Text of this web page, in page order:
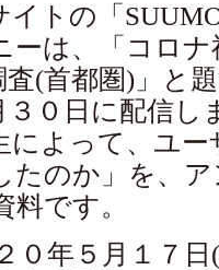
トの「
ーは、「コロ
査(首都圏)」と
３０日に配信し
によって、ユー
たのか」を、
です。
年５月１７日